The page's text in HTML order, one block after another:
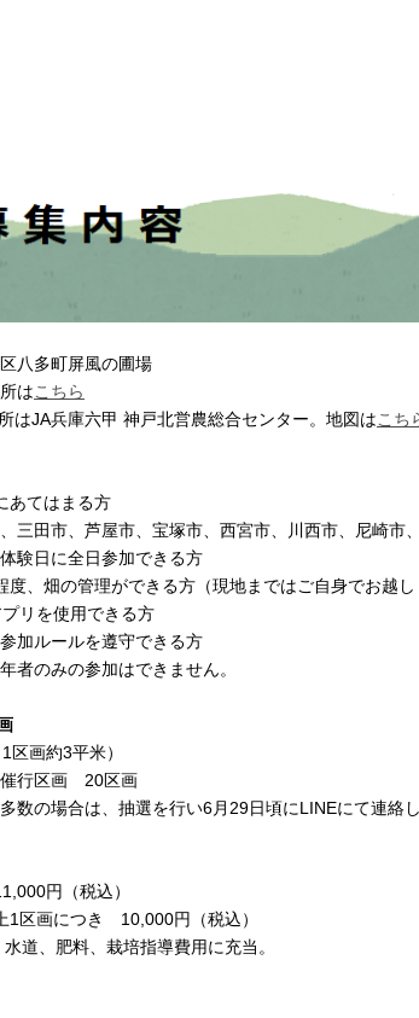
八多町屏風の圃場
はこちら
はJA兵庫六甲 神戸北営農総合センター。地図はこち
あてはまる方
三田市、芦屋市、宝塚市、西宮市、川西市、尼崎市
験日に全日参加できる方
、畑の管理ができる方（現地まではご自身でお越し
リを使用できる方
加ルールを遵守できる方
のみの参加はできません。
区画約3平米）
行区画 20区画
の場合は、抽選を行い6月29日頃にLINEにて連絡し
円（税込）
1区画につき 10,000円（税込）
、肥料、栽培指導費用に充当。